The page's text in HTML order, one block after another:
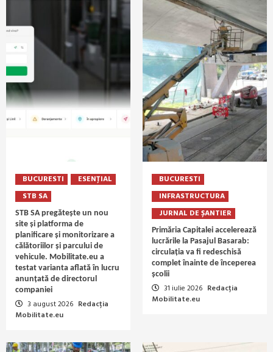
BUCURESTI
ESENȚIAL
STB SA
STB SA pregătește un nou
site și platforma de
planificare și monitorizare a
călătoriilor și parcului de
vehicule. Mobilitate.eu a
testat varianta aflată în lucru
anunțată de directorul
companiei
3 august 2026 Redacția
Mobilitate.eu
BUCURESTI
INFRASTRUCTURA
JURNAL DE ȘANTIER
Primăria Capitalei accelerează
lucrările la Pasajul Basarab:
circulația va fi redeschisă
complet înainte de începerea
școlii
31 iulie 2026 Redacția
Mobilitate.eu